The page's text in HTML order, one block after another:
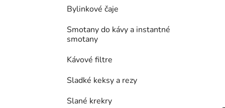
Bylinkové čaje
Smotany do kávy a instantné
smotany
Kávové filtre
Sladké keksy a rezy
Slané krekry